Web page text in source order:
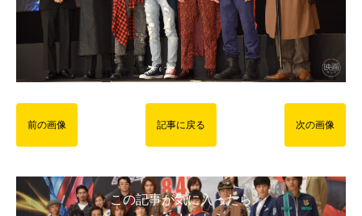
前の画像 記事に戻る 次の画像
この記事が気に入ったら